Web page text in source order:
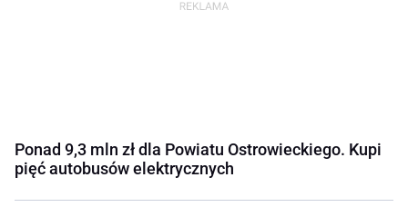
Ponad 9,3 mln zł dla Powiatu Ostrowieckiego. Kupi
pięć autobusów elektrycznych